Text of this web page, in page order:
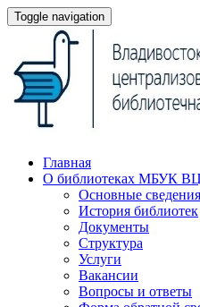
Toggle navigation
Главная
О библиотеках МБУК
Основные сведения
История библиотек
Документы
Структура
Услуги
Вакансии
Вопросы и ответы